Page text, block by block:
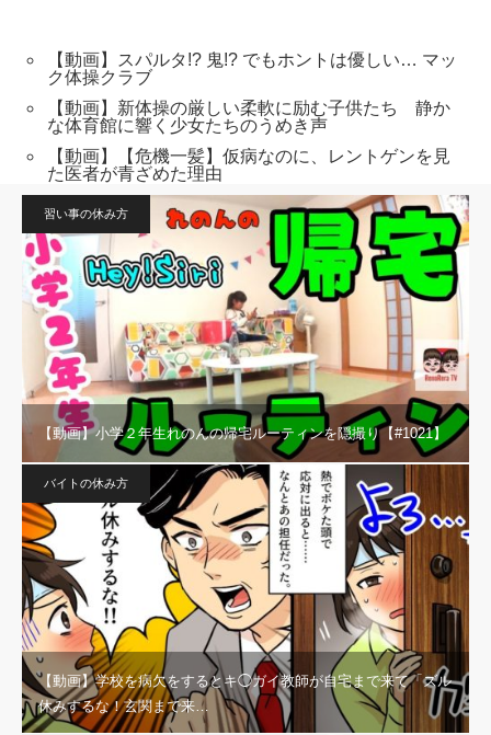
【動画】スパルタ!? 鬼!? でもホントは優しい… マッ
ク体操クラブ
【動画】新体操の厳しい柔軟に励む子供たち 静か
な体育館に響く少女たちのうめき声
【動画】【危機一髪】仮病なのに、レントゲンを見
た医者が青ざめた理由
習い事の休み方
【動画】小学２年生れのんの帰宅ルーティンを隠撮り【#1021】
バイトの休み方
【動画】学校を病欠をするとキ◯ガイ教師が自宅まで来て「ズル
休みするな！玄関まで来…